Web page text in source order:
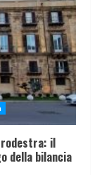
il
della bilancia